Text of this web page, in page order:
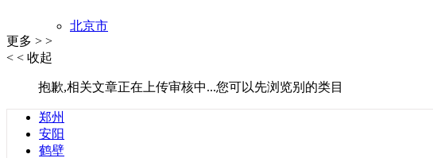
北京市
江西省
吉林省
更多 > >
< < 收起
抱歉,相关文章正在上传审核中...您可以先浏览别的类目
郑州
安阳
鹤壁